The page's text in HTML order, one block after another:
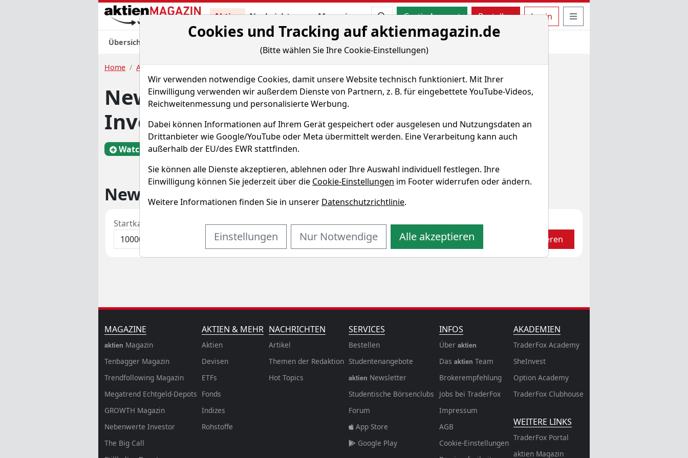
Aktien Nachrichten Magazine Aktien- und Artikelsuche öffnen
Gratis Account Bestellen Login Seitennavigation öffnen
Übersicht Fundamentaldaten
Home Aktien New Residential Investment Corp. Sparplan-Simulator
New Residential
Investment Aktie
Watchlist NRZ WKN A12DW2
New Residential Investment Sparplan-Simulator
Startkapital monatlicher Sparbetrag
Startdatum wählen
Aktualisieren
MAGAZINE
aktien Magazin
Tenbagger Magazin
Trendfollowing Magazin
Megatrend Echtgeld-Depots
GROWTH Magazin
Nebenwerte Investor
The Big Call
AKTIEN & MEHR
Aktien
Devisen
ETFs
Fonds
Indizes
Rohstoffe
NACHRICHTEN
Artikel
Themen der Redaktion
Hot Topics
SERVICES
Bestellen
Studentenangebote
aktien Newsletter
Studentische Börsenclubs
Forum
App Store
Google Play
INFOS
Über aktien
Das aktien Team
Brokerempfehlung
Jobs bei TraderFox
Impressum
AGB
Cookie-Einstellungen
AKADEMIEN
TraderFox Academy
SheInvest
Option Academy
TraderFox Clubhouse
WEITERE LINKS
TraderFox Portal
aktien Magazin
Cookies und Tracking auf aktienmagazin.de
(Bitte wählen Sie Ihre Cookie-Einstellungen)
Wir verwenden notwendige Cookies, damit unsere Website technisch funktioniert. Mit Ihrer
Einwilligung verwenden wir außerdem Dienste von Partnern, z. B. für eingebettete YouTube-Videos,
Reichweitenmessung und personalisierte Werbung.
Dabei können Informationen auf Ihrem Gerät gespeichert oder ausgelesen und Nutzungsdaten an
Drittanbieter wie Google/YouTube oder Meta übermittelt werden. Eine Verarbeitung kann auch
außerhalb der EU/des EWR stattfinden.
Sie können alle Dienste akzeptieren, ablehnen oder Ihre Auswahl individuell festlegen. Ihre
Einwilligung können Sie jederzeit über die Cookie-Einstellungen im Footer widerrufen oder ändern.
Weitere Informationen finden Sie in unserer Datenschutzrichtlinie.
Einstellungen Nur Notwendige Alle akzeptieren